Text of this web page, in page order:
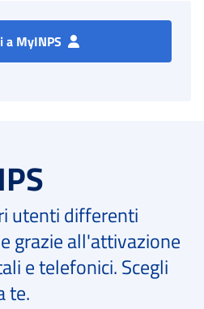
a MyINPS
utenti differenti
grazie all'attivazione
e telefonici. Scegli
te.